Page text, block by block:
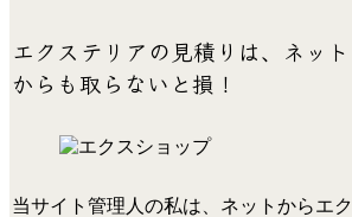
エクステリアの見積りは、ネット
からも取らないと損！
当サイト管理人の私は、ネットからエク